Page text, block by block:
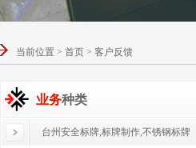
当前位置 > 首页 > 客户反馈
业务种类
台州安全标牌,标牌制作,不锈钢标牌